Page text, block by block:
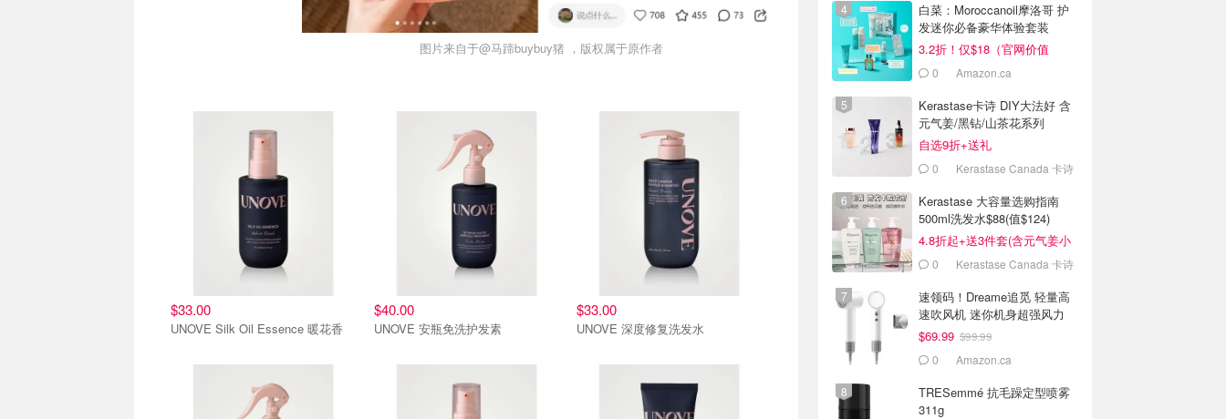
图片来自于@马蹄buybuy猪 ，版权属于原作者
$33.00
UNOVE Silk Oil Essence 暖花香
$40.00
UNOVE 安瓶免洗护发素
$33.00
UNOVE 深度修复洗发水
白菜：Moroccanoil摩洛哥 护
发迷你必备豪华体验套装
3.2折！仅$18（官网价值
$55）
0 Amazon.ca
Kerastase卡诗 DIY大法好 含
元气姜/黑钻/山茶花系列
自选9折+送礼
0
Kerastase Canada 卡诗
Kerastase 大容量选购指南
500ml洗发水$88(值$124)
4.8折起+送3件套(含元气姜小
样) 0
Kerastase Canada 卡诗
速领码！Dreame追觅 轻量高
速吹风机 迷你机身超强风力
$69.99 $99.99
0 Amazon.ca
TRESemmé 抗毛躁定型喷雾
311g